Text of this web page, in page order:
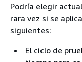
Podría elegir
rara vez si se
siguientes:
El ciclo de